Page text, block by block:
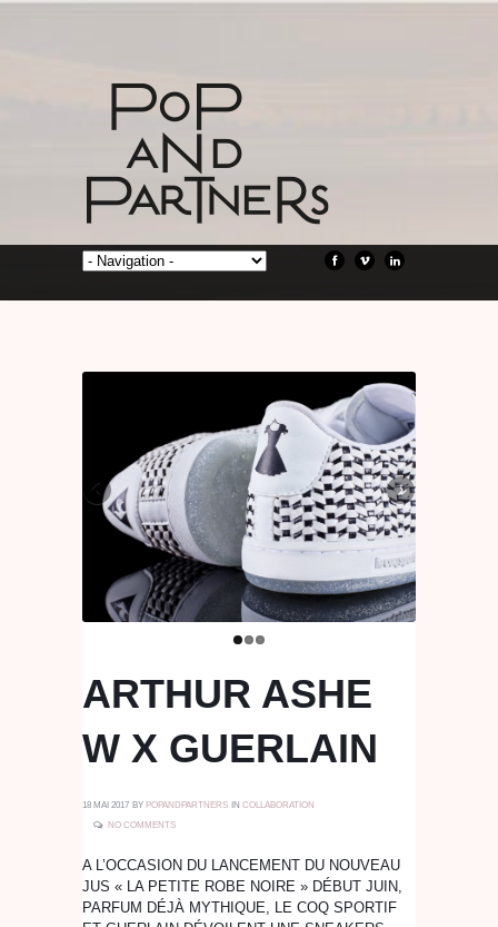
ARTHUR ASHE
W X GUERLAIN
18 MAI 2017 BY POPANDPARTNERS IN COLLABORATION
NO COMMENTS
A L’OCCASION DU LANCEMENT DU NOUVEAU
JUS « LA PETITE ROBE NOIRE » DÉBUT JUIN,
PARFUM DÉJÀ MYTHIQUE, LE COQ SPORTIF